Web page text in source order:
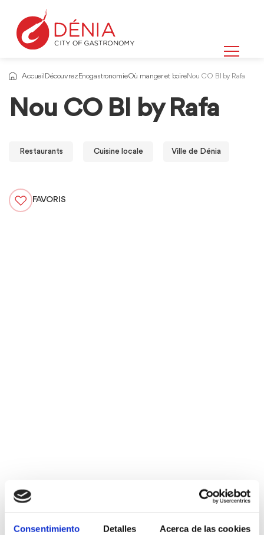
Consentimiento Detalles Acerca de las cookies
Accueil Découvrez EnogastronomieOù manger et boireNou CO BI by Rafa
Nou CO BI by Rafa
Restaurants Cuisine locale Ville de Dénia
FAVORIS